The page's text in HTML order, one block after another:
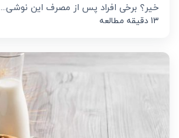
خیر؟ برخی افراد پس از مصرف این نوشی...
13 دقیقه مطالعه